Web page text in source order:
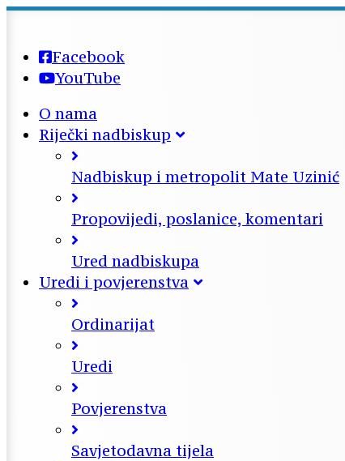
Facebook
YouTube
O nama
Riječki nadbiskup
Nadbiskup i metropolit Mate Uzinić
Propovijedi, poslanice, komentari
Ured nadbiskupa
Uredi i povjerenstva
Ordinarijat
Uredi
Povjerenstva
Savjetodavna tijela